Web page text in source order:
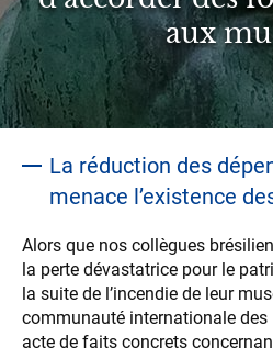
aux
La réduction des
menace l’existence
Alors que nos collègues
la perte dévastatrice pour le
la suite de l’incendie de leur
communauté internationale des
acte de faits concrets